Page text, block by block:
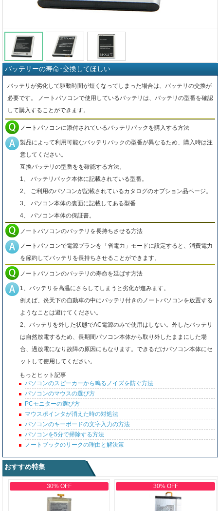
バッテリーの寿命･交換してほしい
バッテリが劣化して駆動時間が短くなってしまった場合は、バッテリの交換が
必要です。 ノートパソコンで使用しているバッテリは、バッテリの型番を確認
して購入することができます。
ノートパソコンに添付されているバッテリパックを購入する方法
製品によって利用可能なバッテリパックの型番が異なるため、購入時は注
意してください。
互換バッテリの型番をを確認する方法。
1、 バッテリパック本体に記載されている型番。
2、 ご利用のパソコンが記載されているカタログのオプション品ページ。
3、 パソコン本体の裏面に記載してある型番
4、 パソコン本体の保証書。
ノートパソコンのバッテリを長持ちさせる方法
ノートパソコンで電源プランを「省電力」モードに設定すると、消費電力
を節約してバッテリを長持ちさせることができます。
ノートパソコンのバッテリの寿命を延ばす方法
1、バッテリを高温にさらしてしまうと劣化が進みます。
例えば、炎天下の自動車の中にバッテリ付きのノートパソコンを放置する
ようなことは避けてください。
2、バッテリを外した状態でAC電源のみで使用はしない。外したバッテリ
は自然放電するため、長期間パソコン本体から取り外したままにした場
合、過放電になり故障の原因にもなります。できるだけパソコン本体にセ
ットして使用してください。
もっとヒット記事
パソコンのスピーカーから鳴るノイズを防ぐ方法
パソコンのマウスの選び方
PCモニターの選び方
マウスポインタが消えた時の対処法
パソコンのキーボードの文字入力の方法
パソコンを5分で掃除する方法
ノートブックのリークの理由と解決策
おすすめ特集
30% OFF 30% OFF